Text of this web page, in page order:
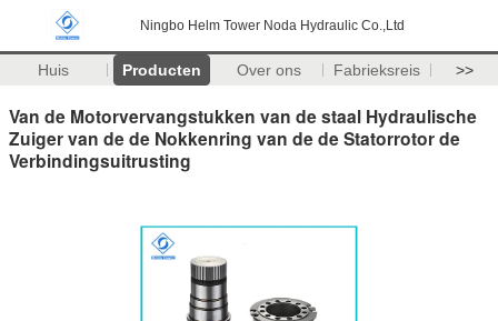
Ningbo Helm Tower Noda Hydraulic Co.,Ltd
Huis Producten Over ons Fabrieksreis >>
Van de Motorvervangstukken van de staal Hydraulische
Zuiger van de de Nokkenring van de de Statorrotor de
Verbindingsuitrusting